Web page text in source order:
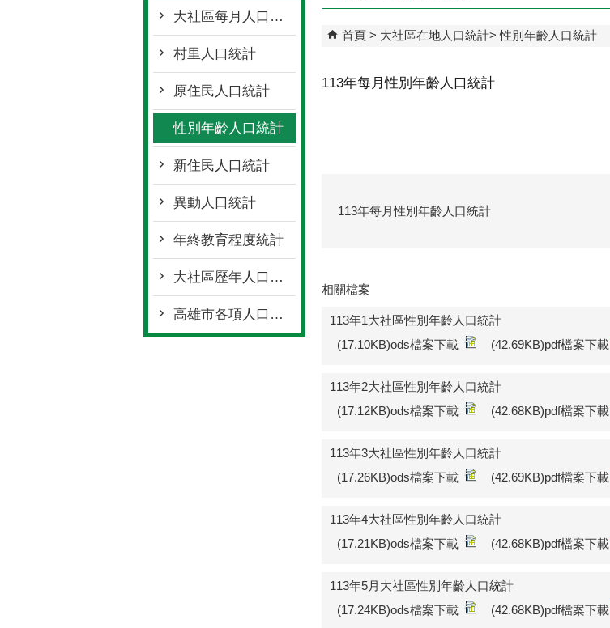
大社區每月人口統計概況
村里人口統計
原住民人口統計
性別年齡人口統計
新住民人口統計
異動人口統計
年終教育程度統計
大社區歷年人口統計
高雄市各項人口統計
首頁 大社區在地人口統計 性別年齡人口統計
113年每月性別年齡人口統計
113年每月性別年齡人口統計
相關檔案
113年1大社區性別年齡人口統計
(17.10KB)ods檔案下載
(42.69KB)pdf檔案下載
113年2大社區性別年齡人口統計
(17.12KB)ods檔案下載
(42.68KB)pdf檔案下載
113年3大社區性別年齡人口統計
(17.26KB)ods檔案下載
(42.69KB)pdf檔案下載
113年4大社區性別年齡人口統計
(17.21KB)ods檔案下載
(42.68KB)pdf檔案下載
113年5月大社區性別年齡人口統計
(17.24KB)ods檔案下載
(42.68KB)pdf檔案下載